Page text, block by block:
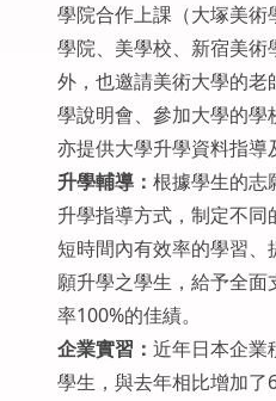
學院合作上課（大塚美
學院、美學校、新宿美術
外，也邀請美術大學的
學說明會、參加大學的學
亦提供大學升學資料指導
升學輔導： 根據學生的志
升學指導方式，制定不
短時間內有效率的學習
願升學之學生，給予全
率100%的佳績。
企業實習： 近年日本企業
學生，與去年相比增加了